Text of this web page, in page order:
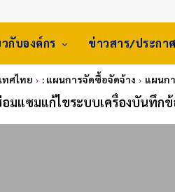
วกับองค์กร ข่าวสาร/ประกาศ
ทศไทย : แผนการจัดซื้อจัดจ้าง แผนก
มแซมแก้ไขระบบเครื่องบันทึกข้